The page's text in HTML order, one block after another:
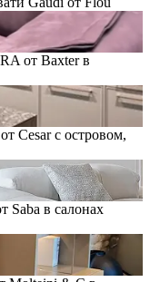
от Baxter в
Cesar с островом,
Saba в салонах